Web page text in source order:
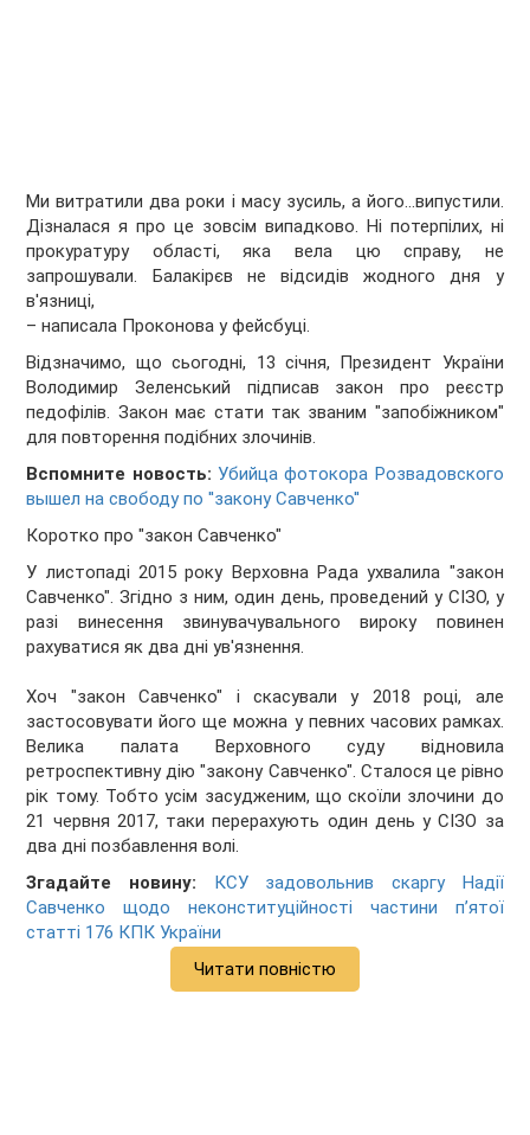
Ми витратили два роки і масу зусиль, а його...випустили.
Дізналася я про це зовсім випадково. Ні потерпілих, ні
прокуратуру області, яка вела цю справу, не
запрошували. Балакірєв не відсидів жодного дня у
в'язниці,
– написала Проконова у фейсбуці.
Відзначимо, що сьогодні, 13 січня, Президент України
Володимир Зеленський підписав закон про реєстр
педофілів. Закон має стати так званим "запобіжником"
для повторення подібних злочинів.
Вспомните новость: Убийца фотокора Розвадовского
вышел на свободу по ''закону Савченко''
Коротко про "закон Савченко"
У листопаді 2015 року Верховна Рада ухвалила "закон
Савченко". Згідно з ним, один день, проведений у СІЗО, у
разі винесення звинувачувального вироку повинен
рахуватися як два дні ув'язнення.
Хоч "закон Савченко" і скасували у 2018 році, але
застосовувати його ще можна у певних часових рамках.
Велика палата Верховного суду відновила
ретроспективну дію "закону Савченко". Сталося це рівно
рік тому. Тобто усім засудженим, що скоїли злочини до
21 червня 2017, таки перерахують один день у СІЗО за
два дні позбавлення волі.
Згадайте новину: КСУ задовольнив скаргу Надії
Савченко щодо неконституційності частини п’ятої
статті 176 КПК України
Читати повністю